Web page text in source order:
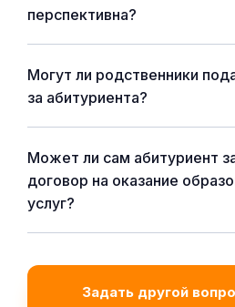
перспективна?
Могут ли родственники
за абитуриента?
Может ли сам абитуриент
договор на оказание
услуг?
Задать другой